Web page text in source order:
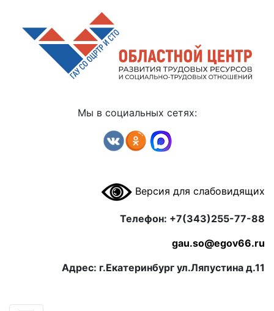
Мы в социальных сетях:
Версия для слабовидящих
Телефон: +7(343)255-77-88
gau.so@egov66.ru
Адрес: г.Екатеринбург ул.Ляпустина д.11